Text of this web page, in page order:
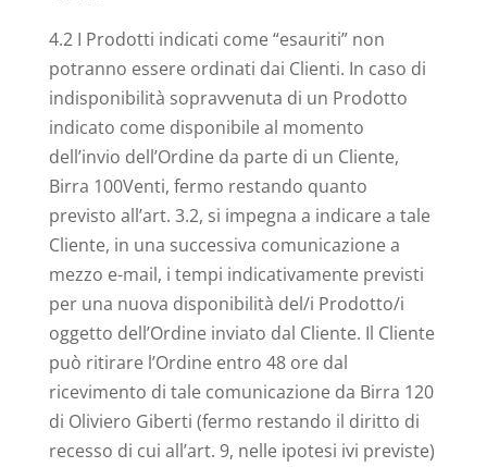
4.2 I Prodotti indicati come “esauriti” non
potranno essere ordinati dai Clienti. In caso di
indisponibilità sopravvenuta di un Prodotto
indicato come disponibile al momento
dell’invio dell’Ordine da parte di un Cliente,
Birra 100Venti, fermo restando quanto
previsto all’art. 3.2, si impegna a indicare a tale
Cliente, in una successiva comunicazione a
mezzo e-mail, i tempi indicativamente previsti
per una nuova disponibilità del/i Prodotto/i
oggetto dell’Ordine inviato dal Cliente. Il Cliente
può ritirare l’Ordine entro 48 ore dal
ricevimento di tale comunicazione da Birra 120
di Oliviero Giberti (fermo restando il diritto di
recesso di cui all’art. 9, nelle ipotesi ivi previste)